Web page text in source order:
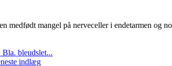
medfødt mangel på nerveceller i endetarmen og
Bla. bleudslet...
indlæg